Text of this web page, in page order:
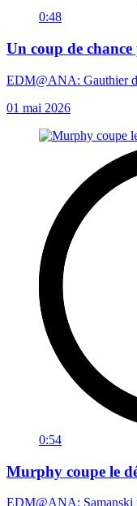
0:48
Un coup de
EDM@ANA: Gauthier
01 mai 2026
0:54
Murphy coupe le
EDM@ANA: Samanski